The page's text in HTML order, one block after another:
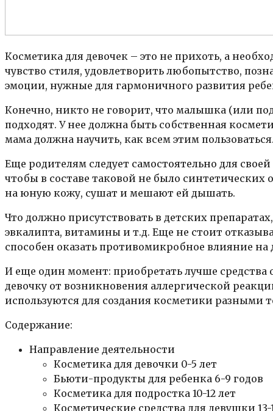
Косметика для девочек – это не прихоть, а
чувство стиля, удовлетворить любопытство,
эмоции, нужные для гармоничного развития
Конечно, никто не говорит, что малышка (или
подходят. У нее должна быть собственная
мама должна научить, как всем этим
Еще родителям следует самостоятельно для
чтобы в составе таковой не было
на юную кожу, сушат и мешают ей дышать.
Что должно присутствовать в детских
эвкалипта, витамины и т.д. Еще не стоит
способен оказать противомикробное влияние на
И еще один момент: приобретать лучше средства
девочку от возникновения аллергической
используются для создания косметики разными
Содержание:
Направление деятельности
Косметика для девочки 0-5 лет
Бьюти-продукты для ребенка 6-9 годов
Косметика для подростка 10-12 лет
Косметические средства для девушки 13-